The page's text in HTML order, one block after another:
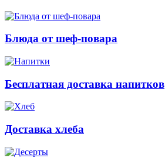
Блюда от шеф-повара
Бесплатная доставка напитков
Доставка хлеба